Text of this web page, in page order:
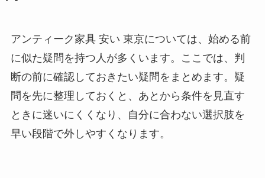
アンティーク家具 安い 東京については、始める前
に似た疑問を持つ人が多くいます。ここでは、判
断の前に確認しておきたい疑問をまとめます。疑
問を先に整理しておくと、あとから条件を見直す
ときに迷いにくくなり、自分に合わない選択肢を
早い段階で外しやすくなります。